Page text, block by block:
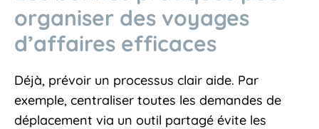
organiser des voyages
d’affaires efficaces
Déjà, prévoir un processus clair aide. Par
exemple, centraliser toutes les demandes de
déplacement via un outil partagé évite les